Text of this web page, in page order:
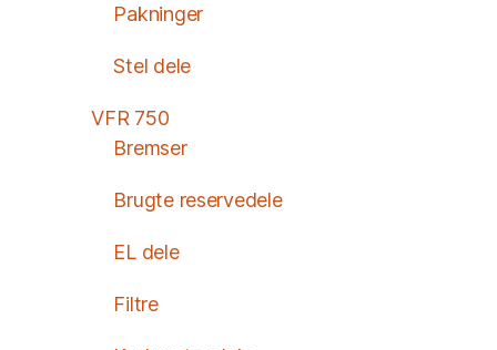
Pakninger
Stel dele
VFR 750
Bremser
Brugte reservedele
EL dele
Filtre